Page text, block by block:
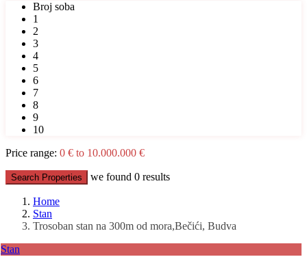
Broj soba
1
2
3
4
5
6
7
8
9
10
Price range: 0 € to 10.000.000 €
Search Properties we found 0 results
Home
Stan
Trosoban stan na 300m od mora,Bečići, Budva
Stan